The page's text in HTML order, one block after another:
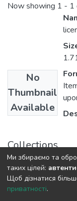
Now showing 1 - 1
No
Thumbnail
Available
Collections
Статті та
Ми збираємо та
таких цілей:
Щоб дізнатися
приватності.